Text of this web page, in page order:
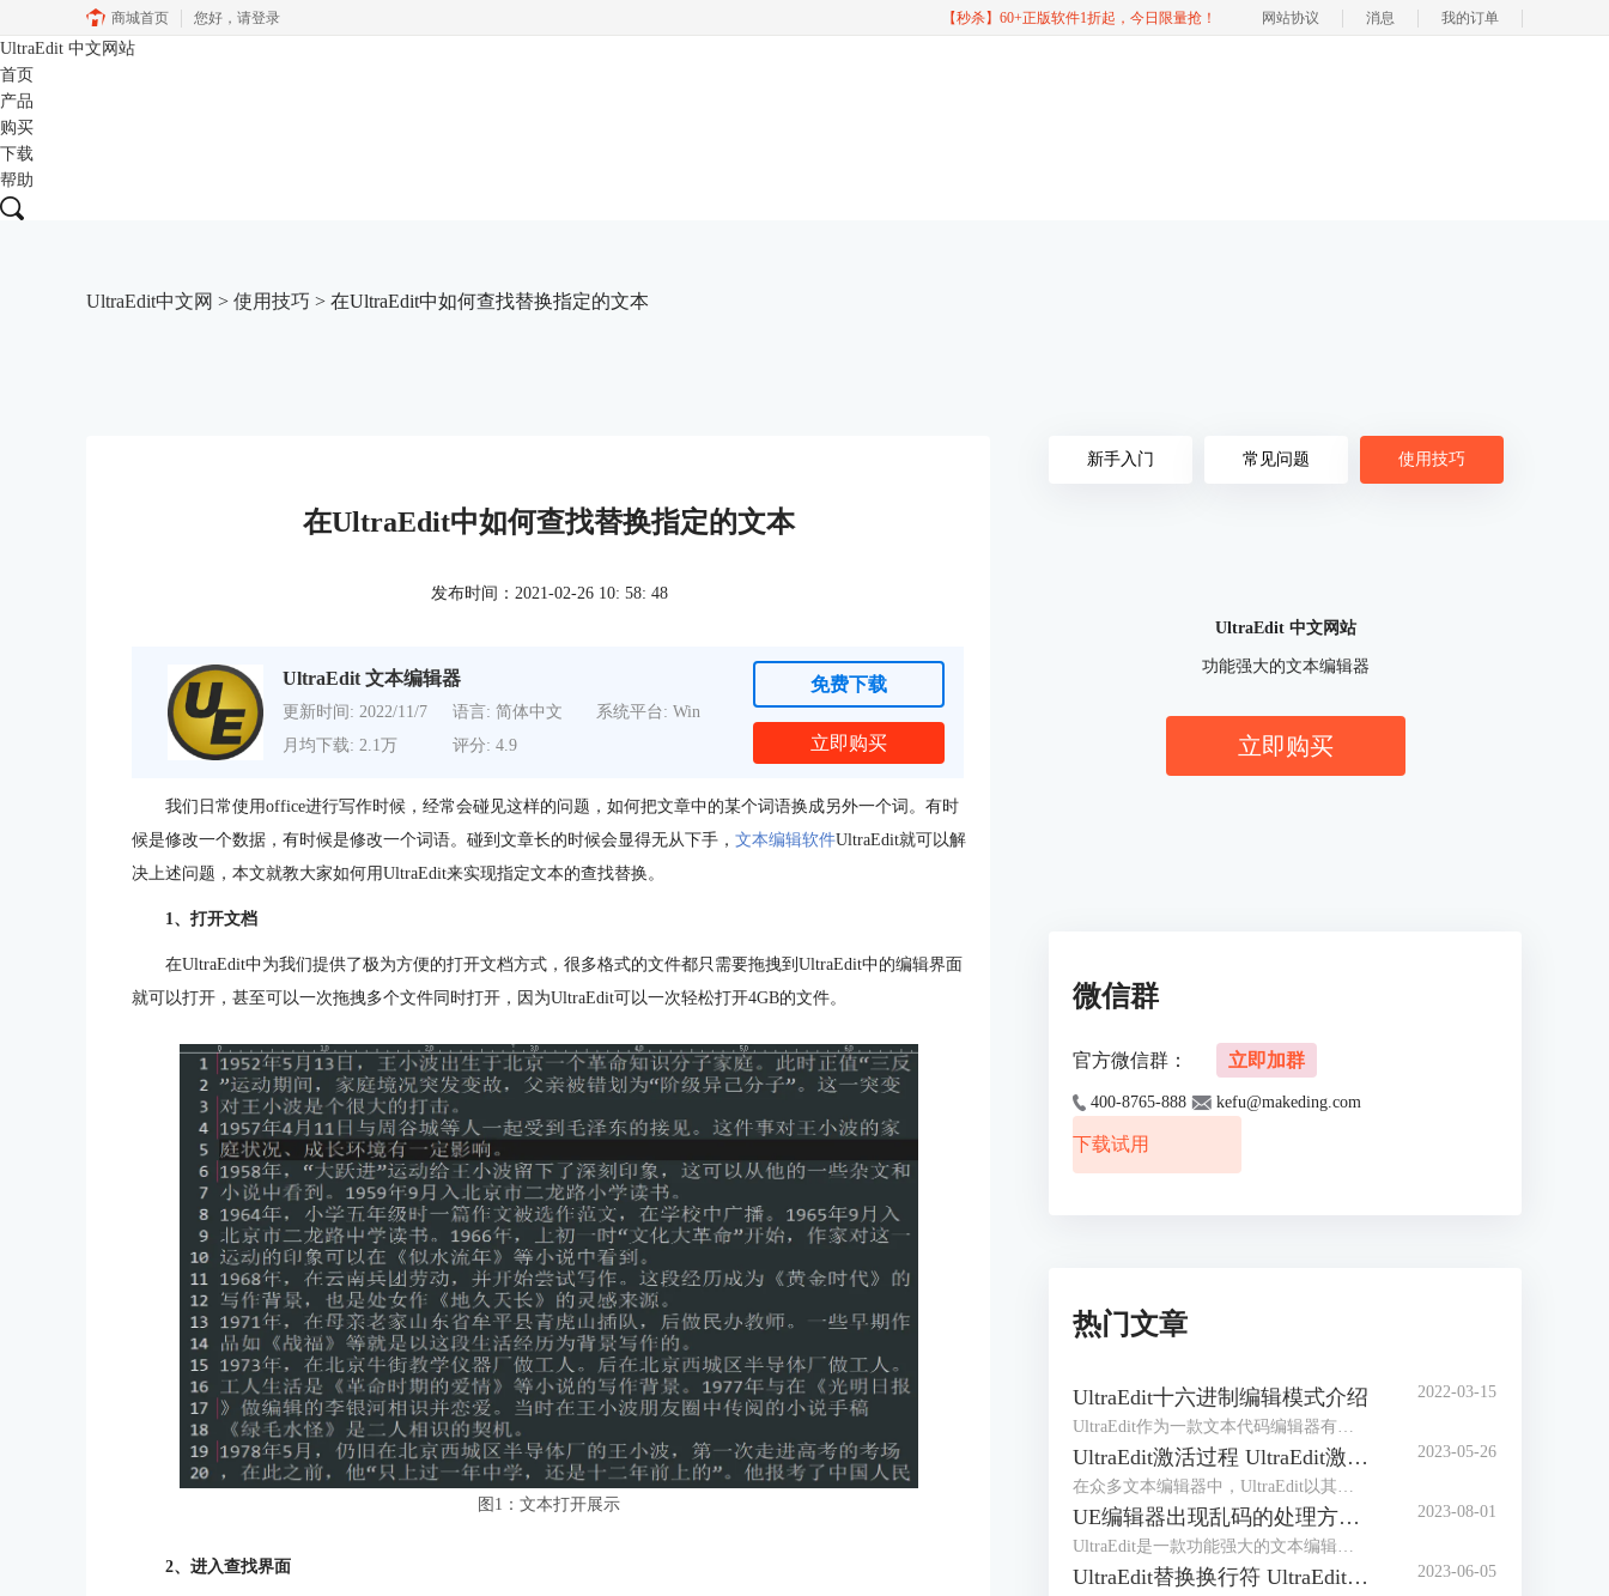
商城首页 您好， 请登录 【秒杀】60+正版软件1折起，今日限量抢！ 网站协议 消息 我的订单
UltraEdit 中文网站
首页
产品
购买
下载
帮助
UltraEdit中文网 > 使用技巧 > 在UltraEdit中如何查找替换指定的文本
在UltraEdit中如何查找替换指定的文本
发布时间：2021-02-26 10: 58: 48
UltraEdit 文本编辑器
更新时间: 2022/11/7 语言: 简体中文
系统平台: Win
月均下载: 2.1万
评分: 4.9
免费下载
立即购买
我们日常使用office进行写作时候，经常会碰见这样的问题，如何把文章中的某个词语换成另外一个词。有时
候是修改一个数据，有时候是修改一个词语。碰到文章长的时候会显得无从下手， 文本编辑软件UltraEdit就可以解
决上述问题，本文就教大家如何用UltraEdit来实现指定文本的查找替换。
1、打开文档
在UltraEdit中为我们提供了极为方便的打开文档方式，很多格式的文件都只需要拖拽到UltraEdit中的编辑界面
就可以打开，甚至可以一次拖拽多个文件同时打开，因为UltraEdit可以一次轻松打开4GB的文件。
图1：文本打开展示
2、进入查找界面
新手入门 常见问题 使用技巧
UltraEdit 中文网站
功能强大的文本编辑器
立即购买
微信群
官方微信群： 立即加群
400-8765-888 kefu@makeding.com
下载试用
热门文章
UltraEdit十六进制编辑模式介绍
UltraEdit作为一款文本代码编辑器有着众多的编辑功能，它的十六进制编辑模式可以说是其核心竞争力，毕竟拥有十六进制编辑功能的编辑器屈指可数。但十六进制编辑不同于普通的编辑，有着很多晦涩之处，初次接触很难掌握用法，所以做个简介是有必要的。
2022-03-15
UltraEdit激活过程 UltraEdit激活许可证怎么获得
在众多文本编辑器中，UltraEdit以其强大的编辑功能和高度的定制性受到了广大用户的欢迎。然而，许多初次使用UltraEdit的用户，对UltraEdit激活过程以及UltraEdit激活许可证怎么获得这两个问题可能令人感到困惑。为了解答这些疑问，本文将详细介绍UltraEdit的激活过程，以及如何获取UltraEdit的激活许可证。
2023-05-26
UE编辑器出现乱码的处理方法 解决UltraEdit中文乱码问题
UltraEdit是一款功能强大的文本编辑器，广泛应用于程序员、网站开发人员和其他文本处理人员的日常工作中。然而，在使用UltraEdit编辑文本时，有时会出现中文乱码的问题，这会严重影响我们的工作效率。本文将介绍UE编辑器中文乱码的处理方法，帮助用户解决中文乱码问题，确保正常编辑和处理中文文本。
2023-08-01
UltraEdit替换换行符 UltraEdit替换功能 2023-06-05